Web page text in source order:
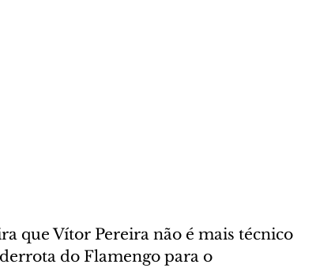
que Vítor Pereira não é mais técnico
do Flamengo para o